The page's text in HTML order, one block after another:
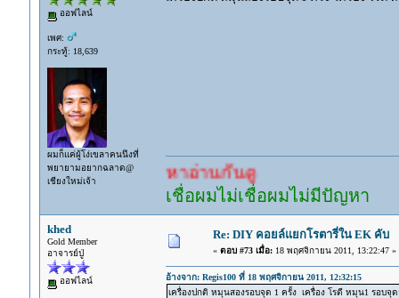
ออฟไลน์
เพศ:
กระทู้: 18,639
ผมก็แค่ผู้โง่เขลาคนนึงที่
พยายามอยากฉลาด@
เชียงใหม่เจ้า
ยอะแล้ว หาอ่านกันดู
เชื่อผมไม่เชื่อผมไม่มีปัญหา
khed
Gold Member
อาจารย์ปู่
ออฟไลน์
Re: DIY คอยล์แยกโรตารี่ใน EK คับ
« ตอบ #73 เมื่อ:18 พฤศจิกายน 2011, 13:22:47 »
อ้างจาก: Regis100 ที่ 18 พฤศจิกายน 2011, 12:32:15
เครื่องปกติ หมุนสองรอบจุด 1 ครั้ง เครื่อง โรตี หมุน1 รอบจุด